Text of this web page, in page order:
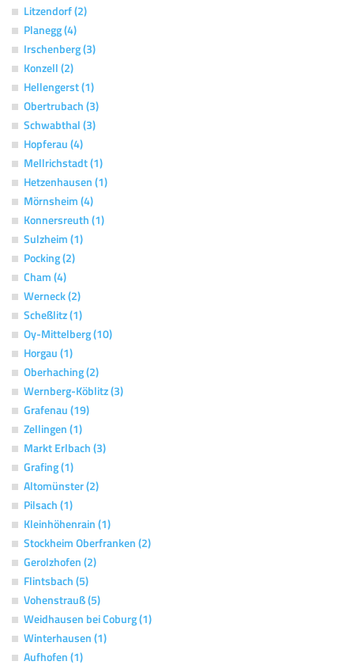
Litzendorf (2)
Planegg (4)
Irschenberg (3)
Konzell (2)
Hellengerst (1)
Obertrubach (3)
Schwabthal (3)
Hopferau (4)
Mellrichstadt (1)
Hetzenhausen (1)
Mörnsheim (4)
Konnersreuth (1)
Sulzheim (1)
Pocking (2)
Cham (4)
Werneck (2)
Scheßlitz (1)
Oy-Mittelberg (10)
Horgau (1)
Oberhaching (2)
Wernberg-Köblitz (3)
Grafenau (19)
Zellingen (1)
Markt Erlbach (3)
Grafing (1)
Altomünster (2)
Pilsach (1)
Kleinhöhenrain (1)
Stockheim Oberfranken (2)
Gerolzhofen (2)
Flintsbach (5)
Vohenstrauß (5)
Weidhausen bei Coburg (1)
Winterhausen (1)
Aufhofen (1)